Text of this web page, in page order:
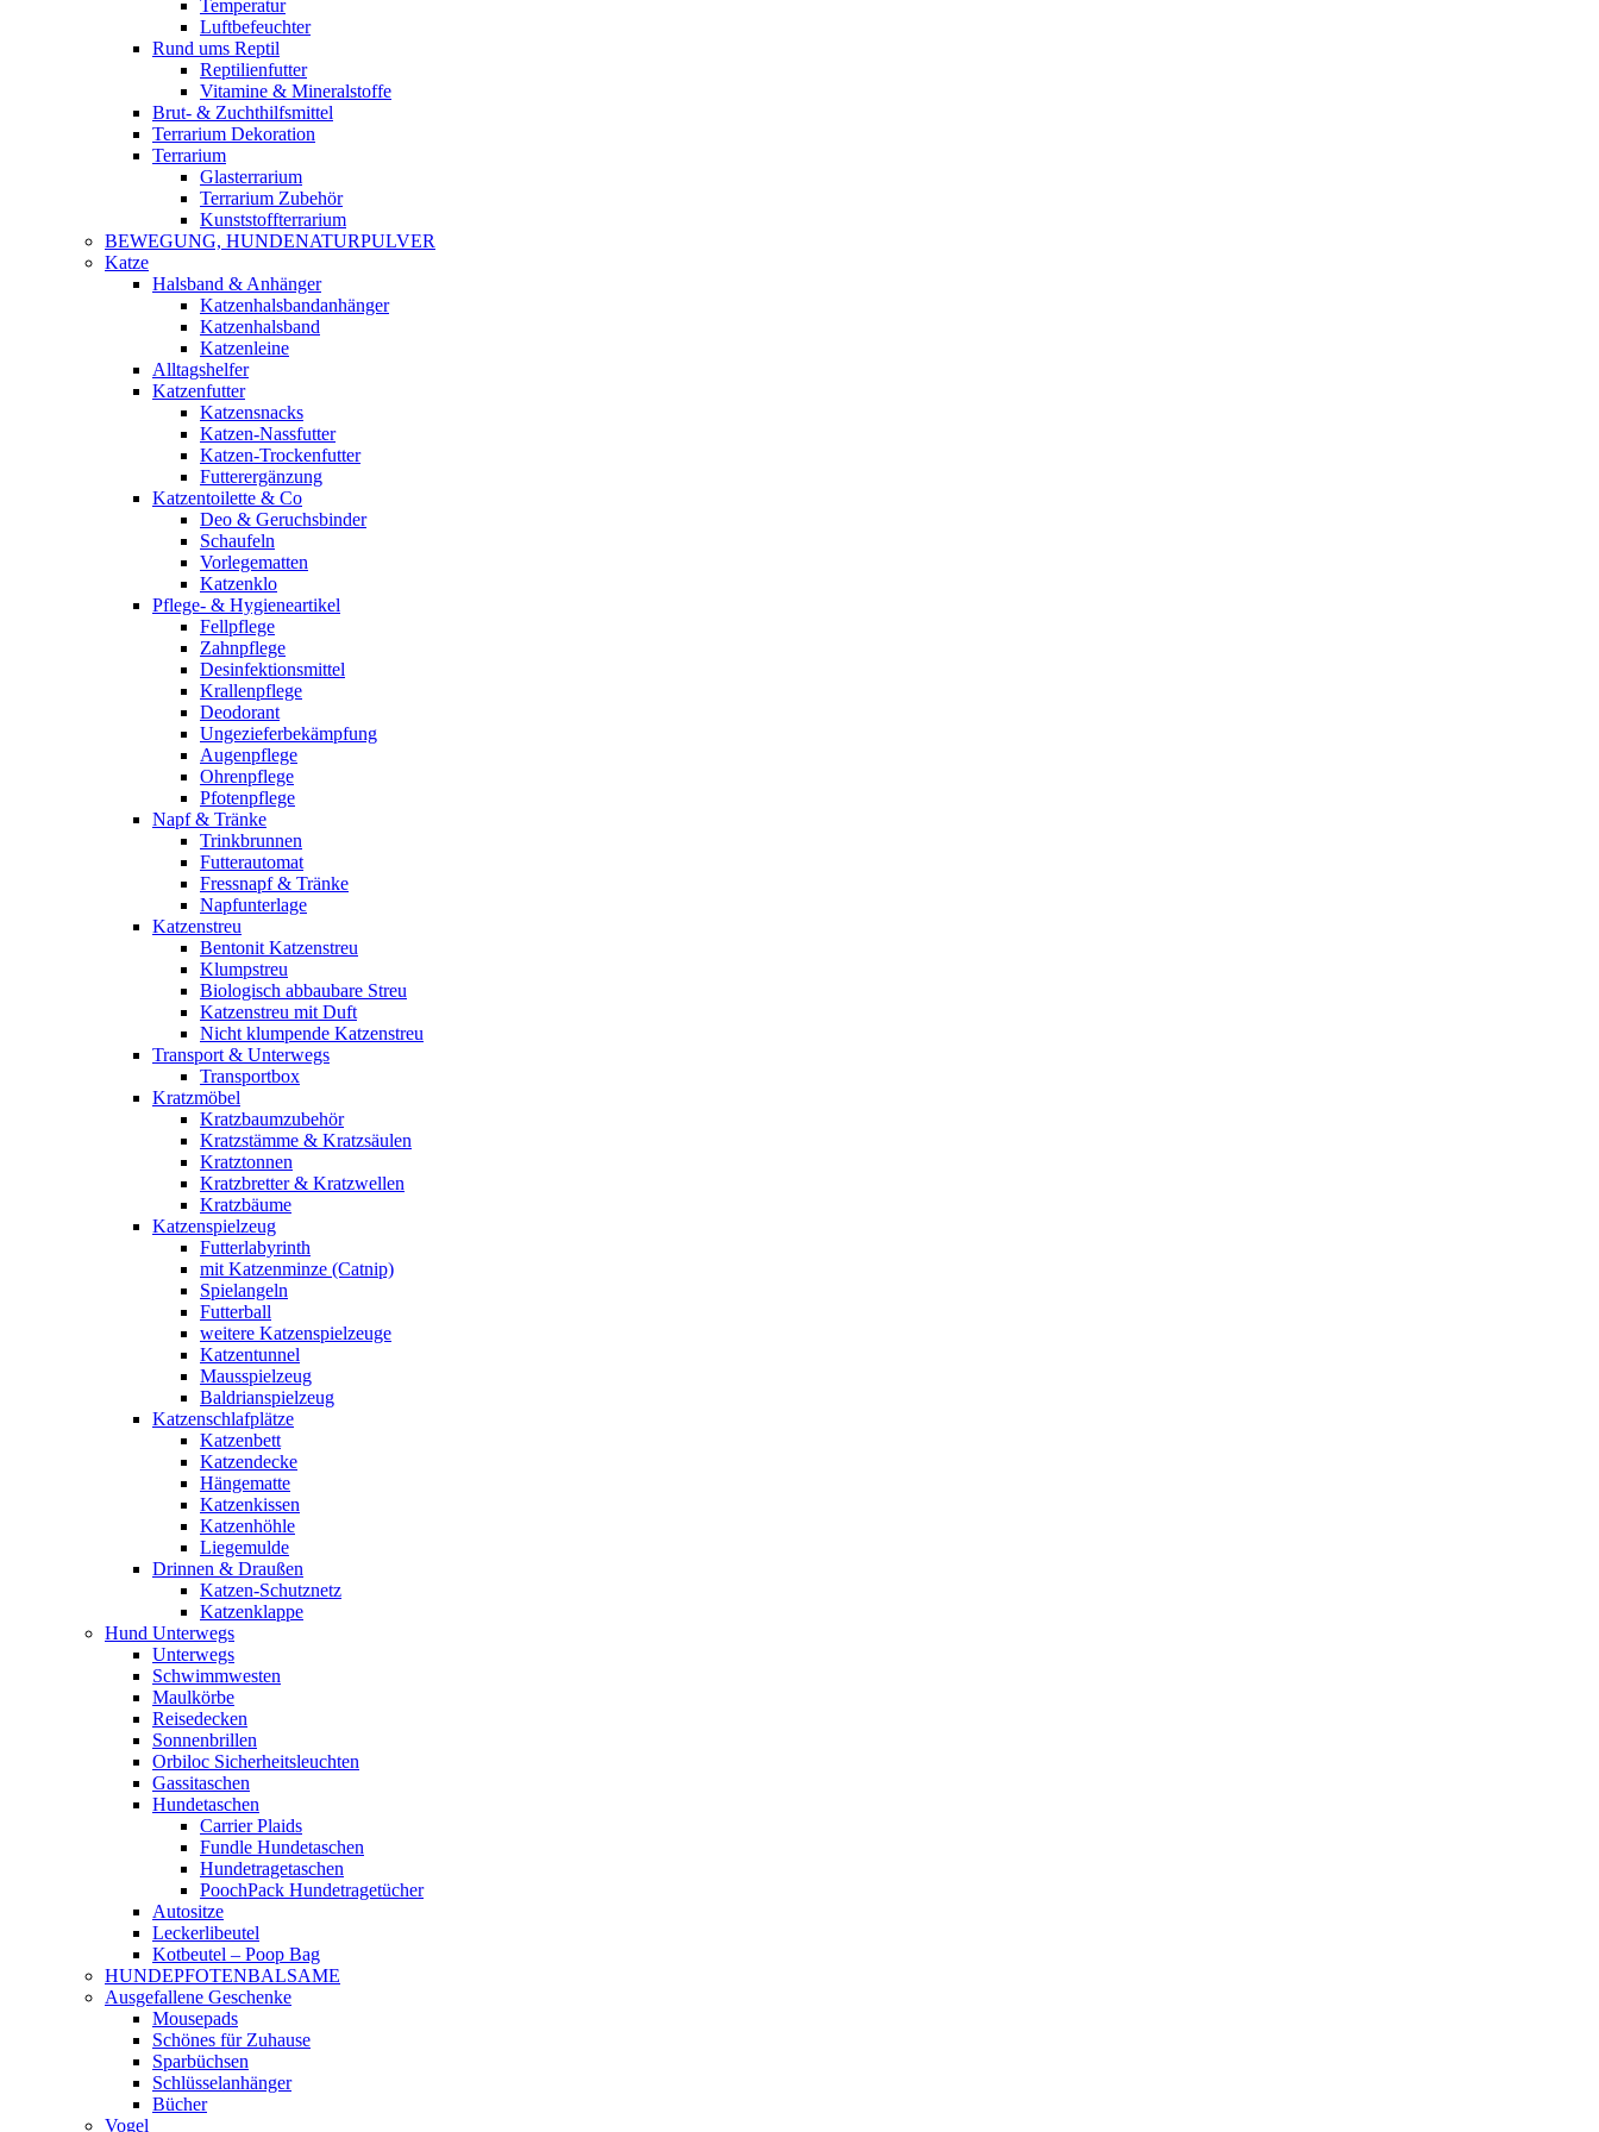
Temperatur
Luftbefeuchter
Rund ums Reptil
Reptilienfutter
Vitamine & Mineralstoffe
Brut- & Zuchthilfsmittel
Terrarium Dekoration
Terrarium
Glasterrarium
Terrarium Zubehör
Kunststoffterrarium
BEWEGUNG, HUNDENATURPULVER
Katze
Halsband & Anhänger
Katzenhalsbandanhänger
Katzenhalsband
Katzenleine
Alltagshelfer
Katzenfutter
Katzensnacks
Katzen-Nassfutter
Katzen-Trockenfutter
Futterergänzung
Katzentoilette & Co
Deo & Geruchsbinder
Schaufeln
Vorlegematten
Katzenklo
Pflege- & Hygieneartikel
Fellpflege
Zahnpflege
Desinfektionsmittel
Krallenpflege
Deodorant
Ungezieferbekämpfung
Augenpflege
Ohrenpflege
Pfotenpflege
Napf & Tränke
Trinkbrunnen
Futterautomat
Fressnapf & Tränke
Napfunterlage
Katzenstreu
Bentonit Katzenstreu
Klumpstreu
Biologisch abbaubare Streu
Katzenstreu mit Duft
Nicht klumpende Katzenstreu
Transport & Unterwegs
Transportbox
Kratzmöbel
Kratzbaumzubehör
Kratzstämme & Kratzsäulen
Kratztonnen
Kratzbretter & Kratzwellen
Kratzbäume
Katzenspielzeug
Futterlabyrinth
mit Katzenminze (Catnip)
Spielangeln
Futterball
weitere Katzenspielzeuge
Katzentunnel
Mausspielzeug
Baldrianspielzeug
Katzenschlafplätze
Katzenbett
Katzendecke
Hängematte
Katzenkissen
Katzenhöhle
Liegemulde
Drinnen & Draußen
Katzen-Schutznetz
Katzenklappe
Hund Unterwegs
Unterwegs
Schwimmwesten
Maulkörbe
Reisedecken
Sonnenbrillen
Orbiloc Sicherheitsleuchten
Gassitaschen
Hundetaschen
Carrier Plaids
Fundle Hundetaschen
Hundetragetaschen
PoochPack Hundetragetücher
Autositze
Leckerlibeutel
Kotbeutel – Poop Bag
HUNDEPFOTENBALSAME
Ausgefallene Geschenke
Mousepads
Schönes für Zuhause
Sparbüchsen
Schlüsselanhänger
Bücher
Vogel